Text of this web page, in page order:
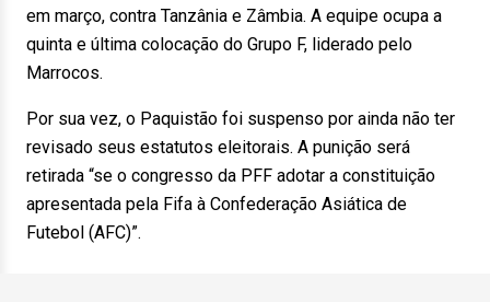
em março, contra Tanzânia e Zâmbia. A equipe ocupa a
quinta e última colocação do Grupo F, liderado pelo
Marrocos.
Por sua vez, o Paquistão foi suspenso por ainda não ter
revisado seus estatutos eleitorais. A punição será
retirada “se o congresso da PFF adotar a constituição
apresentada pela Fifa à Confederação Asiática de
Futebol (AFC)”.